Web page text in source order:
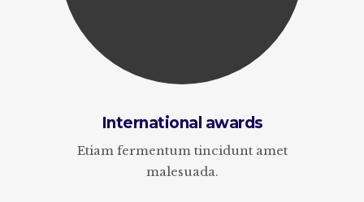
International awards
Etiam fermentum tincidunt amet
malesuada.